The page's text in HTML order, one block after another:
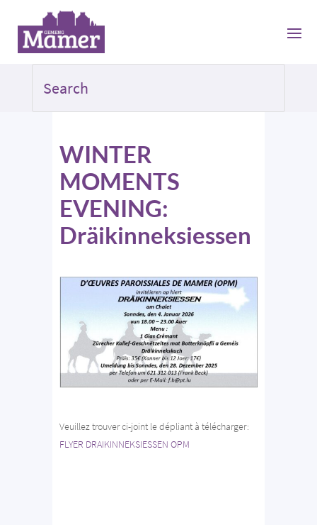
WINTER
MOMENTS
EVENING:
Dräikinneksiessen
Veuillez trouver ci-joint le dépliant à télécharger:
FLYER DRAIKINNEKSIESSEN OPM